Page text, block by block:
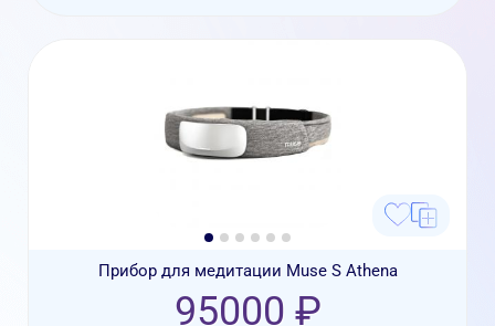
Прибор для медитации Muse S Athena
95000 ₽